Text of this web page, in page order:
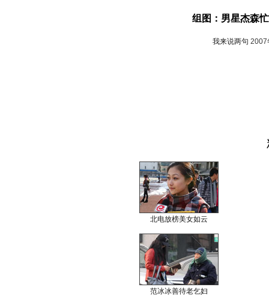
组图：男星杰森
我来说两句 2007
北电放榜美女如云
范冰冰善待老乞妇